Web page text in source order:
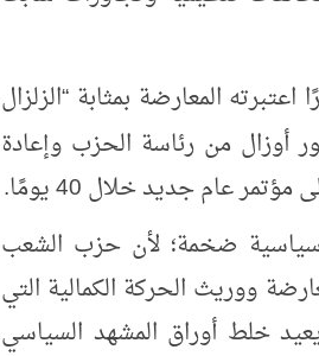
المعارضة بمثابة “الزلزال
أوزال من رئاسة الحزب وإعادة
مؤتمر عام جديد خلال40يومًا.
سياسية ضخمة؛ لأن حزب الشعب
ووريث الحركة الكمالية التي
خلط أوراق المشهد السياسي